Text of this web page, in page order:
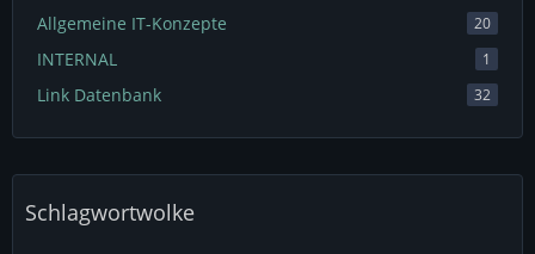
Allgemeine IT-Konzepte 20
INTERNAL 1
Link Datenbank 32
Schlagwortwolke